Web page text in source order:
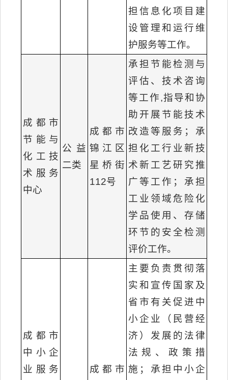
担信息化项目建
设管理和运行维
护服务等工作。
成都市
节能与
化工技
术服务
中心
公益
二类
成都市
锦江区
星桥街
112号
承担节能检测与
评估、技术咨询
等工作,指导和协
助开展节能技术
改造等服务；承
担化工行业新技
术新工艺研究推
广等工作；承担
工业领域危险化
学品使用、存储
环节的安全检测
评价工作。
成都市
中小企
业服务
成都市
主要负责贯彻落
实和宣传国家及
省市有关促进中
小企业（民营经
济）发展的法律
法规、政策措
施；承担中小企